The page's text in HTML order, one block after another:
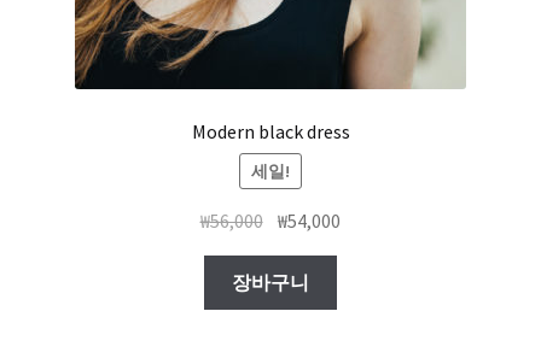
Modern black dress
세일!
₩56,000 ₩54,000
장바구니